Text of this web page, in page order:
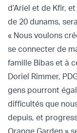
d’Ariel et de Kfir,
de 20 dunams,
« Nous voulons
se connecter de
famille Bibas et à
Doriel Rimmer,
gens pourront
difficultés que
depuis, et